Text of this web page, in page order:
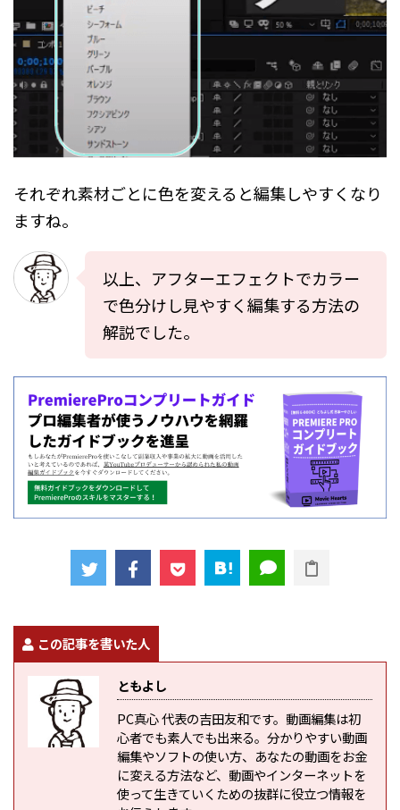
それぞれ素材ごとに色を変えると編集しやすくなり
ますね。
以上、アフターエフェクトでカラー
で色分けし見やすく編集する方法の
解説でした。
この記事を書いた人
ともよし
PC真心 代表の吉田友和です。動画編集は初
心者でも素人でも出来る。分かりやすい動画
編集やソフトの使い方、あなたの動画をお金
に変える方法など、動画やインターネットを
使って生きていくための抜群に役立つ情報を